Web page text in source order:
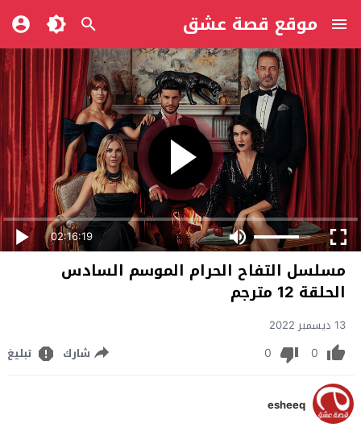
موقع قصة عشق
02:16:19
مسلسل التفاح الحرام الموسم السادس
الحلقة 12 مترجم
13 ديسمبر 2022
0
0 شارك تبليغ
esheeq